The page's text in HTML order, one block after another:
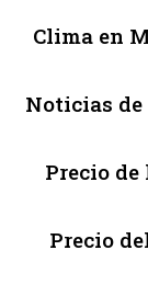
Clima en
Noticias de
Precio de
Precio